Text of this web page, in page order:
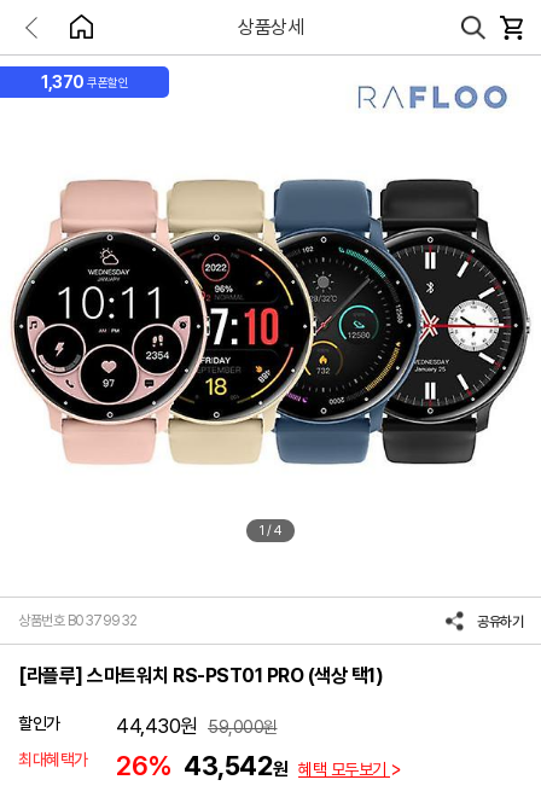
상품상세
1,370 쿠폰할인
1 /4
상품번호 B0379932 공유하기
[라플루] 스마트워치 RS-PST01 PRO (색상 택1)
할인가 44,430원 59,000원
최대혜택가
26% 43,542원 혜택 모두보기